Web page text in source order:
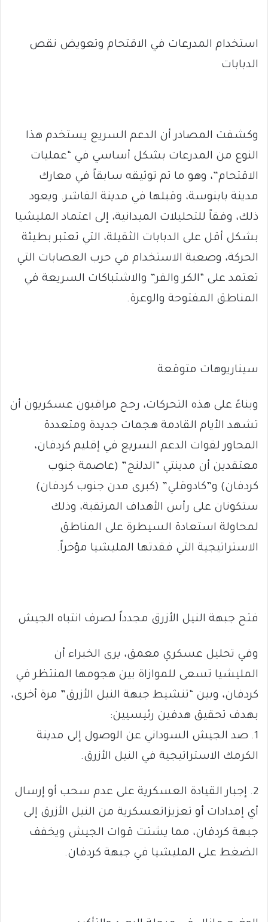
استخدام المدرعات في الاقتحام وتعويض نقص
الدبابات
وكشفت المصادر أن الدعم السريع يستخدم هذا
النوع من المدرعات بشكل أساسي في “عمليات
الاقتحام”، وهو ما تم توثيقه سابقاً في معارك
مدينة بابنوسة، وقبلها في مدينة الفاشر. ويعود
ذلك، وفقاً للتحليلات الميدانية، إلى اعتماد المليشيا
بشكل أقل على الدبابات الثقيلة، التي تعتبر بطيئة
الحركة، وصعبة الاستخدام في حرب العصابات التي
تعتمد على “الكر والفر” والاشتباكات السريعة في
المناطق المفتوحة والوعرة.
سيناريوهات متوقعة
وبناءً على هذه التحركات، رجح مراقبون عسكريون أن
تشهد الأيام القادمة هجمات جديدة ومتعددة
المحاور لقوات الدعم السريع في إقليم كردفان،
معتقدين أن مدينتي “الدلنج” (عاصمة جنوب
كردفان) و”كادوقلي” (كبرى مدن جنوب كردفان)
ستكونان على رأس الأهداف المرتقبة، وذلك
لمحاولة استعادة السيطرة على المناطق
الاستراتيجية التي فقدتها المليشيا مؤخراً.
فتح جبهة النيل الأزرق مجدداً لصرف انتباه الجيش
وفي تحليل عسكري معمق، يرى الخبراء أن
المليشيا تسعى للموازاة بين هجومها المنتظر في
كردفان، وبين “تنشيط جبهة النيل الأزرق” مرة أخرى،
بهدف تحقيق هدفين رئيسيين:
1. صد الجيش السوداني عن الوصول إلى مدينة
الكرمك الاستراتيجية في النيل الأزرق.
2. إجبار القيادة العسكرية على عدم سحب أو إرسال
أي إمدادات أو تعزيزاتعسكرية من النيل الأزرق إلى
جبهة كردفان، مما يشتت قوات الجيش ويخفف
الضغط على المليشيا في جبهة كردفان.